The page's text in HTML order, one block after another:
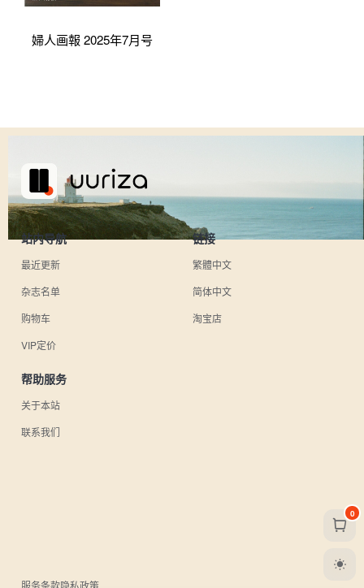
婦人画報 2025年7月号
站内导航
最近更新
杂志名单
购物车
VIP定价
链接
繁體中文
简体中文
淘宝店
帮助服务
关于本站
联系我们
服务条款隐私政策
0